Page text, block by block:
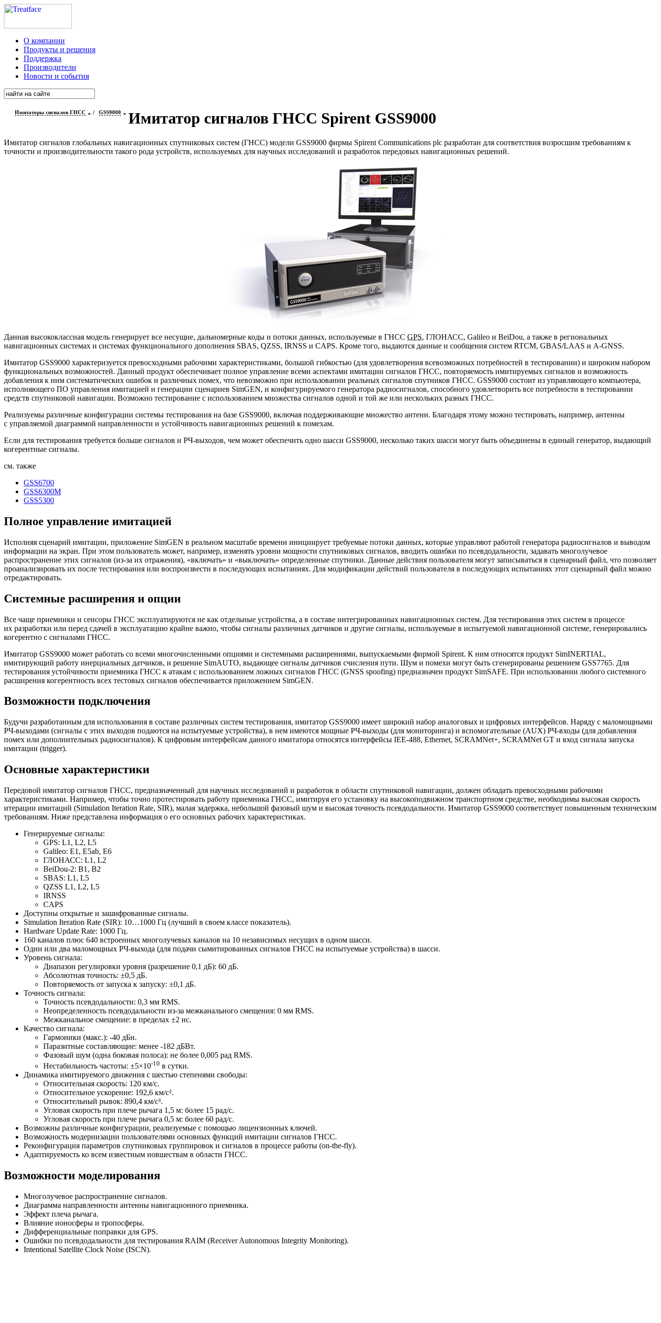
О компании
Продукты и решения
Поддержка
Производители
Новости и события
Имитаторы сигналов ГНСС / GSS9000 Имитатор сигналов ГНСС Spirent GSS9000
Имитатор сигналов глобальных навигационных спутниковых систем (ГНСС) модели GSS9000 фирмы Spirent Communications plc разработан для соответствия возросшим требованиям к
точности и производительности такого рода устройств, используемых для научных исследований и разработок передовых навигационных решений.
Данная высококлассная модель генерирует все несущие, дальномерные коды и потоки данных, используемые в ГНСС GPS, ГЛОНАСС, Galileo и BеiDou, а также в региональных
навигационных системах и системах функционального дополнения SBAS, QZSS, IRNSS и CAPS. Кроме того, выдаются данные и сообщения систем RTCM, GBAS/LAAS и A-GNSS.
Имитатор GSS9000 характеризуется превосходными рабочими характеристиками, большой гибкостью (для удовлетворения всевозможных потребностей в тестировании) и широким набором
функциональных возможностей. Данный продукт обеспечивает полное управление всеми аспектами имитации сигналов ГНСС, повторяемость имитируемых сигналов и возможность
добавления к ним систематических ошибок и различных помех, что невозможно при использовании реальных сигналов спутников ГНСС. GSS9000 состоит из управляющего компьютера,
исполняющего ПО управления имитацией и генерации сценариев SimGEN, и конфигурируемого генератора радиосигналов, способного удовлетворить все потребности в тестировании
средств спутниковой навигации. Возможно тестирование с использованием множества сигналов одной и той же или нескольких разных ГНСС.
Реализуемы различные конфигурации системы тестирования на базе GSS9000, включая поддерживающие множество антенн. Благодаря этому можно тестировать, например, антенны
с управляемой диаграммой направленности и устойчивость навигационных решений к помехам.
Если для тестирования требуется больше сигналов и РЧ-выходов, чем может обеспечить одно шасси GSS9000, несколько таких шасси могут быть объединены в единый генератор, выдающий
когерентные сигналы.
см. также
GSS6700
GSS6300M
GSS5300
Полное управление имитацией
Исполняя сценарий имитации, приложение SimGEN в реальном масштабе времени инициирует требуемые потоки данных, которые управляют работой генератора радиосигналов и выводом
информации на экран. При этом пользователь может, например, изменять уровни мощности спутниковых сигналов, вводить ошибки по псевдодальности, задавать многолучевое
распространение этих сигналов (из-за их отражения), «включать» и «выключать» определенные спутники. Данные действия пользователя могут записываться в сценарный файл, что позволяет
проанализировать их после тестирования или воспроизвести в последующих испытаниях. Для модификации действий пользователя в последующих испытаниях этот сценарный файл можно
отредактировать.
Системные расширения и опции
Все чаще приемники и сенсоры ГНСС эксплуатируются не как отдельные устройства, а в составе интегрированных навигационных систем. Для тестирования этих систем в процессе
их разработки или перед сдачей в эксплуатацию крайне важно, чтобы сигналы различных датчиков и другие сигналы, используемые в испытуемой навигационной системе, генерировались
когерентно с сигналами ГНСС.
Имитатор GSS9000 может работать со всеми многочисленными опциями и системными расширениями, выпускаемыми фирмой Spirent. К ним относятся продукт SimINERTIAL,
имитирующий работу инерциальных датчиков, и решение SimAUTO, выдающее сигналы датчиков счисления пути. Шум и помехи могут быть сгенерированы решением GSS7765. Для
тестирования устойчивости приемника ГНСС к атакам с использованием ложных сигналов ГНСС (GNSS spoofing) предназначен продукт SimSAFE. При использовании любого системного
расширения когерентность всех тестовых сигналов обеспечивается приложением SimGEN.
Возможности подключения
Будучи разработанным для использования в составе различных систем тестирования, имитатор GSS9000 имеет широкий набор аналоговых и цифровых интерфейсов. Наряду с маломощными
РЧ-выходами (сигналы с этих выходов подаются на испытуемые устройства), в нем имеются мощные РЧ-выходы (для мониторинга) и вспомогательные (AUX) РЧ-входы (для добавления
помех или дополнительных радиосигналов). К цифровым интерфейсам данного имитатора относятся интерфейсы IEE-488, Ethernet, SCRAMNet+, SCRAMNet GT и вход сигнала запуска
имитации (trigger).
Основные характеристики
Передовой имитатор сигналов ГНСС, предназначенный для научных исследований и разработок в области спутниковой навигации, должен обладать превосходными рабочими
характеристиками. Например, чтобы точно протестировать работу приемника ГНСС, имитируя его установку на высокоподвижном транспортном средстве, необходимы высокая скорость
итерации имитаций (Simulation Iteration Rate, SIR), малая задержка, небольшой фазовый шум и высокая точность псевдодальности. Имитатор GSS9000 соответствует повышенным техническим
требованиям. Ниже представлена информация о его основных рабочих характеристиках.
Генерируемые сигналы:
GPS: L1, L2, L5
Galileo: E1, E5ab, E6
ГЛОНАСС: L1, L2
BeiDou-2: B1, B2
SBAS: L1, L5
QZSS L1, L2, L5
IRNSS
CAPS
Доступны открытые и зашифрованные сигналы.
Simulation Iteration Rate (SIR): 10…1000 Гц (лучший в своем классе показатель).
Hardware Update Rate: 1000 Гц.
160 каналов плюс 640 встроенных многолучевых каналов на 10 независимых несущих в одном шасси.
Один или два маломощных РЧ-выхода (для подачи сымитированных сигналов ГНСС на испытуемые устройства) в шасси.
Уровень сигнала:
Диапазон регулировки уровня (разрешение 0,1 дБ): 60 дБ.
Абсолютная точность: ±0,5 дБ.
Повторяемость от запуска к запуску: ±0,1 дБ.
Точность сигнала:
Точность псевдодальности: 0,3 мм RMS.
Неопределенность псевдодальности из-за межканального смещения: 0 мм RMS.
Межканальное смещение: в пределах ±2 нс.
Качество сигнала:
Гармоники (макс.): -40 дБн.
Паразитные составляющие: менее -182 дБВт.
Фазовый шум (одна боковая полоса): не более 0,005 рад RMS.
Нестабильность частоты: ±5×10-10 в сутки.
Динамика имитируемого движения с шестью степенями свободы:
Относительная скорость: 120 км/с.
Относительное ускорение: 192,6 км/с².
Относительный рывок: 890,4 км/с³.
Угловая скорость при плече рычага 1,5 м: более 15 рад/с.
Угловая скорость при плече рычага 0,5 м: более 60 рад/с.
Возможны различные конфигурации, реализуемые с помощью лицензионных ключей.
Возможность модернизации пользователями основных функций имитации сигналов ГНСС.
Реконфигурация параметров спутниковых группировок и сигналов в процессе работы (on-the-fly).
Адаптируемость ко всем известным новшествам в области ГНСС.
Возможности моделирования
Многолучевое распространение сигналов.
Диаграмма направленности антенны навигационного приемника.
Эффект плеча рычага.
Влияние ионосферы и тропосферы.
Дифференциальные поправки для GPS.
Ошибки по псевдодальности для тестирования RAIM (Receiver Autonomous Integrity Monitoring).
Intentional Satellite Clock Noise (ISCN).